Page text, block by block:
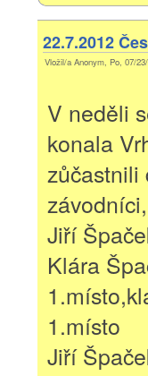
22.7.2012
Vložil/a Anonym, Po, 07/
V neděli
konala
zůčastnili
Jiří
Klára
1.místo
Jiří